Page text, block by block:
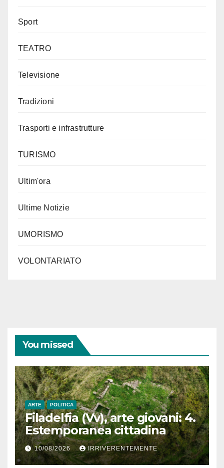
Sport
TEATRO
Televisione
Tradizioni
Trasporti e infrastrutture
TURISMO
Ultim'ora
Ultime Notizie
UMORISMO
VOLONTARIATO
You missed
ARTE POLITICA
Filadelfia (Vv), arte giovani: 4.
Estemporanea cittadina
10/08/2026 IRRIVERENTEMENTE